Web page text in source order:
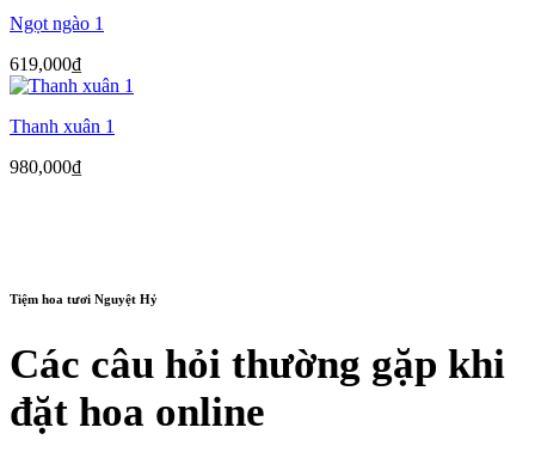
Ngọt ngào 1
619,000₫
Thanh xuân 1
980,000₫
Tiệm hoa tươi Nguyệt Hỷ
Các câu hỏi thường gặp khi
đặt hoa online